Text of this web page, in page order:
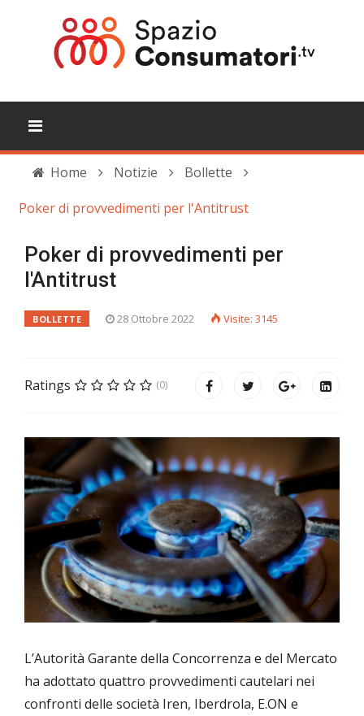
Home Notizie
Bollette
Poker di provvedimenti per l'Antitrust
Poker di provvedimenti per
l'Antitrust
BOLLETTE 28 Ottobre 2022 Visite: 3145
Ratings (0)
L’Autorità Garante della Concorrenza e del Mercato
ha adottato quattro provvedimenti cautelari nei
confronti delle società Iren, Iberdrola, E.ON e